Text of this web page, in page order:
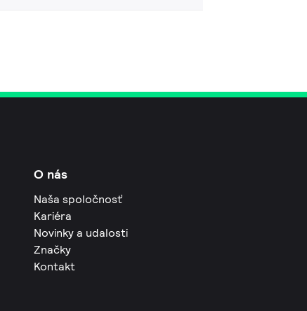
O nás
Naša spoločnosť
Kariéra
Novinky a udalosti
Značky
Kontakt